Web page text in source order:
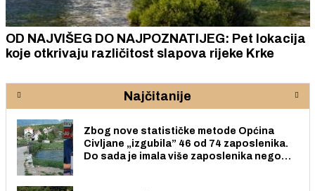
OD NAJVIŠEG DO NAJPOZNATIJEG: Pet lokacija
koje otkrivaju različitost slapova rijeke Krke
Najčitanije
Zbog nove statističke metode Općina
Civljane „izgubila” 46 od 74 zaposlenika.
Do sada je imala više zaposlenika nego